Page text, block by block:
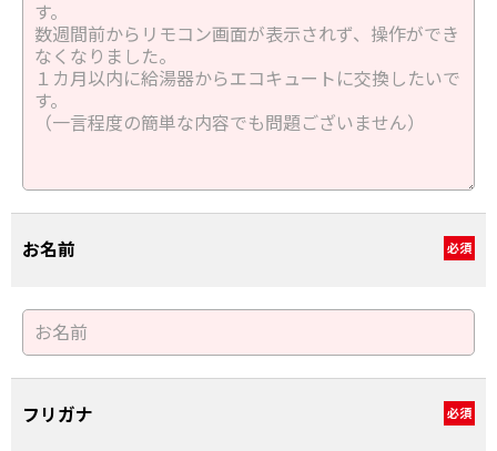
お名前 必須
フリガナ 必須